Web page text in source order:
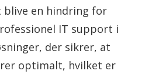
en hindring for
IT support i
der sikrer, at
optimalt, hvilket er